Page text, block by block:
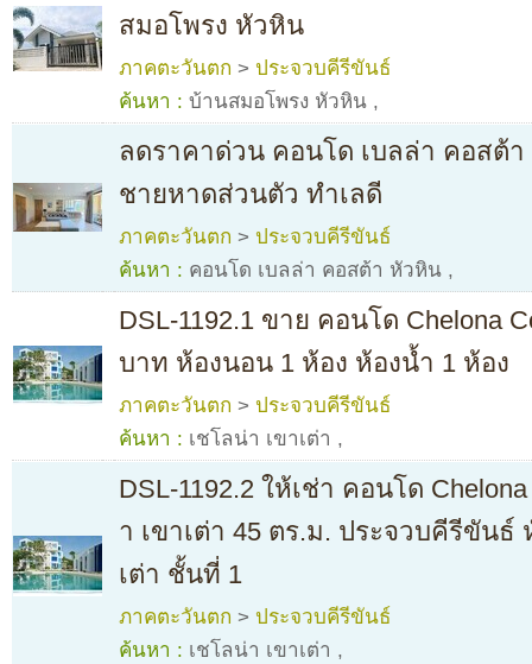
สมอโพรง หัวหิน
ภาคตะวันตก > ประจวบคีรีขันธ์
ค้นหา : บ้านสมอโพรง หัวหิน ,
ลดราคาด่วน คอนโด เบลล่า คอสต้
ชายหาดส่วนตัว ทำเลดี
ภาคตะวันตก > ประจวบคีรีขันธ์
ค้นหา : คอนโด เบลล่า คอสต้า หัวหิน ,
DSL-1192.1 ขาย คอนโด Chelona
บาท ห้องนอน 1 ห้อง ห้องน้ำ 1 ห้อง
ภาคตะวันตก > ประจวบคีรีขันธ์
ค้นหา : เชโลน่า เขาเต่า ,
DSL-1192.2 ให้เช่า คอนโด
า เขาเต่า 45 ตร.ม. ประจวบคีรีขัน
เต่า ชั้นที่ 1
ภาคตะวันตก > ประจวบคีรีขันธ์
ค้นหา : เชโลน่า เขาเต่า ,